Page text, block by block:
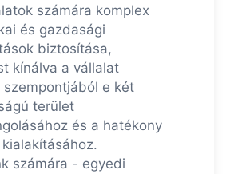
számára komplex
és gazdasági
biztosítása,
kínálva a vállalat
e két
terület
és a hatékony
számára - egyedi